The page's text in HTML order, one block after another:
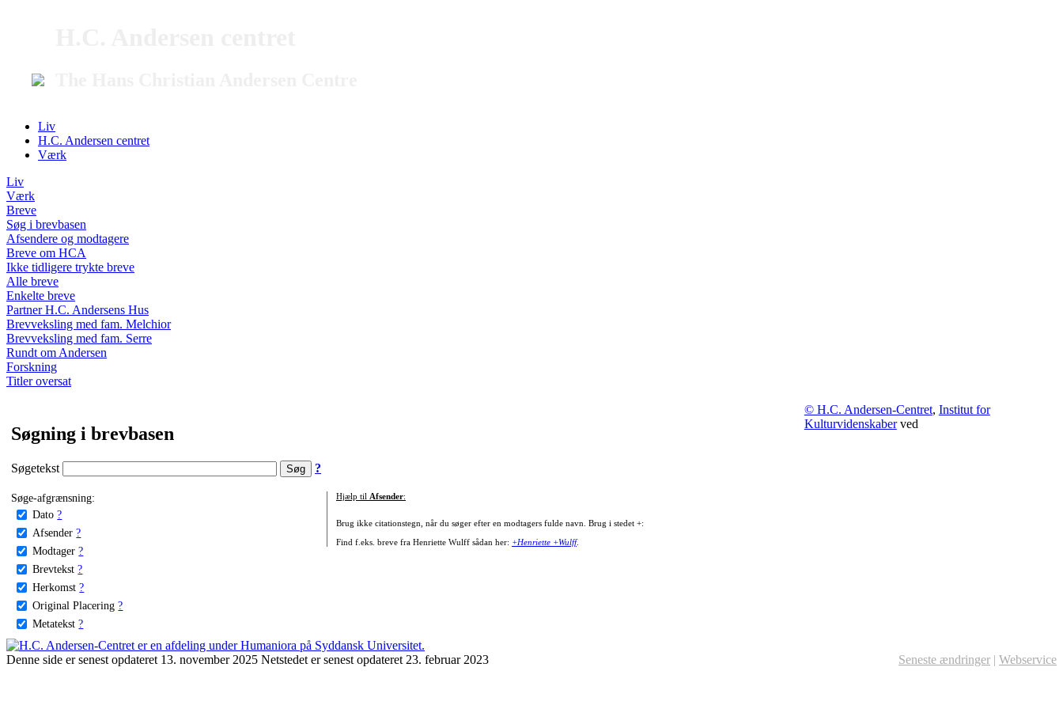
Liv
H.C. Andersen centret
Værk
Liv
Værk
Breve
Søg i brevbasen
Afsendere og modtagere
Breve om HCA
Ikke tidligere trykte breve
Alle breve
Enkelte breve
Partner H.C. Andersens Hus
Brevveksling med fam. Melchior
Brevveksling med fam. Serre
Rundt om Andersen
Forskning
Titler oversat
Søgning i brevbasen
Søgetekst ?
Søge-afgrænsning:
Dato ?
Afsender ?
Modtager ?
Brevtekst ?
Herkomst ?
Original Placering ?
Metatekst ?
Hjælp til Afsender:
Brug ikke citationstegn, når du søger efter en modtagers fulde navn. Brug i stedet +:
Find f.eks. breve fra Henriette Wulff sådan her: +Henriette +Wulff.
© H.C. Andersen-Centret, Institut for
Kulturvidenskaberved
Denne side er senest opdateret 13. november 2025 Netstedet er senest opdateret 23. februar 2023 Seneste ændringer | Webservice